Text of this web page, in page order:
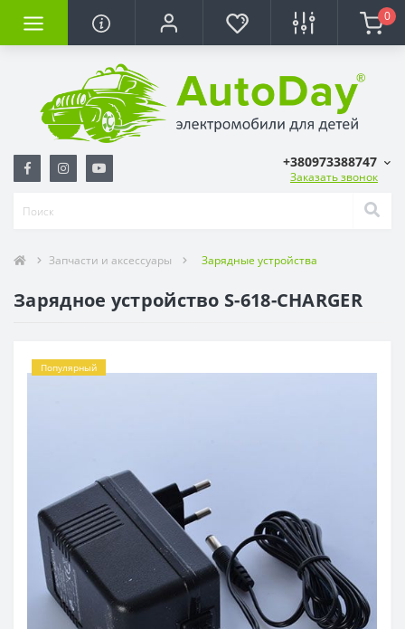
0
+380973388747
Заказать звонок
Запчасти и аксессуары Зарядные устройства
Зарядное устройство S-618-CHARGER
Популярный